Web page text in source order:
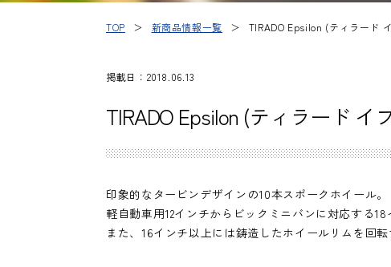
TOP ＞ 新商品情報一覧 ＞ TIRADO Epsilon (ティラード
掲載日：2018.06.13
TIRADO Epsilon (ティラード イ
印象的なタービンデザインの10本スポークホイール。
軽自動車用12インチからビックミニバンに対応する
また、16インチ以上には鋳造したホイールリムを回